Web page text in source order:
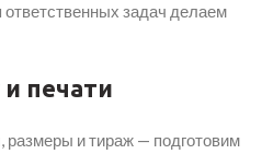
задач делаем
печати
и тираж — подготовим